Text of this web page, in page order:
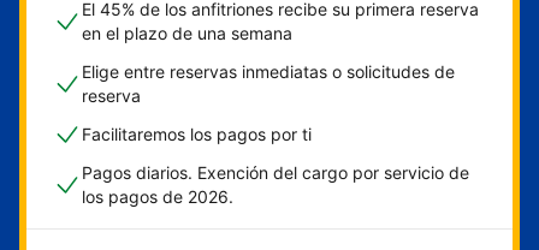
El 45% de los anfitriones recibe su primera reserva
en el plazo de una semana
Elige entre reservas inmediatas o solicitudes de
reserva
Facilitaremos los pagos por ti
Pagos diarios. Exención del cargo por servicio de
los pagos de 2026.